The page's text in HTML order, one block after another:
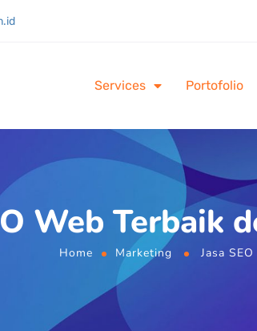
Services Portofolio
Web Terbaik
Home Marketing Jasa